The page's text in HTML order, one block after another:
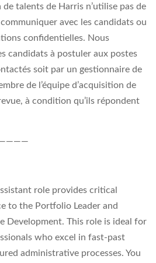
de talents de Harris n’utilise pas de
avec les candidats ou
confidentielles. Nous
candidats à postuler aux postes
soit par un gestionnaire de
de l’équipe d’acquisition de
à condition qu’ils répondent
role provides critical
to the Portfolio Leader and
Development. This role is ideal for
who excel in fast-past
administrative processes. You